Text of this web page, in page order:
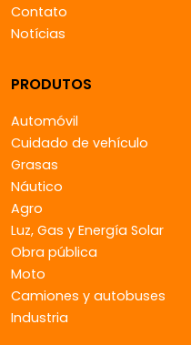
Contato
Notícias
PRODUTOS
Automóvil
Cuidado de vehículo
Grasas
Náutico
Agro
Luz, Gas y Energía Solar
Obra pública
Moto
Camiones y autobuses
Industria